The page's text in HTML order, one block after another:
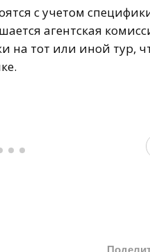
с учетом
агентская
на тот или иной тур,